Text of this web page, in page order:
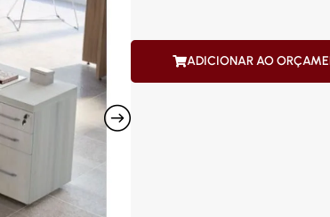
ADICIONAR AO